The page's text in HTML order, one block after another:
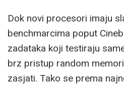
Dok novi procesori imaju
benchmarcima poput
zadataka koji testiraju
brz pristup random
zasjati. Tako se prema